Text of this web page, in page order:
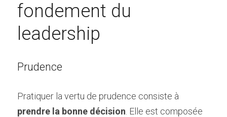
fondement du
leadership
Prudence
prendre la bonne décision . Elle est composée